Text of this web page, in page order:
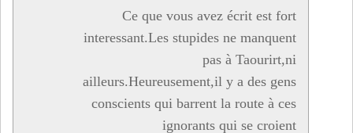
Ce que vous avez écrit est fort
interessant.Les stupides ne manquent
pas à Taourirt,ni
ailleurs.Heureusement,il y a des gens
conscients qui barrent la route à ces
ignorants qui se croient